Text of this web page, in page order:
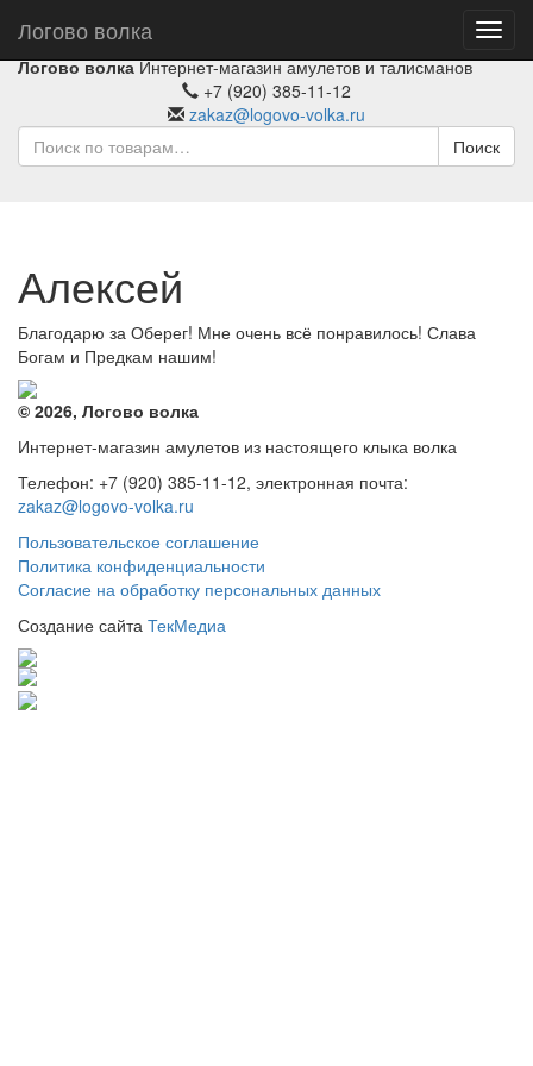
Логово волка
Логово волка Интернет-магазин амулетов и талисманов
+7 (920) 385-11-12
zakaz@logovo-volka.ru
Поиск
Алексей
Благодарю за Оберег! Мне очень всё понравилось! Слава
Богам и Предкам нашим!
© 2026, Логово волка
Интернет-магазин амулетов из настоящего клыка волка
Телефон: +7 (920) 385-11-12, электронная почта:
zakaz@logovo-volka.ru
Пользовательское соглашение
Политика конфиденциальности
Согласие на обработку персональных данных
Создание сайта ТекМедиа